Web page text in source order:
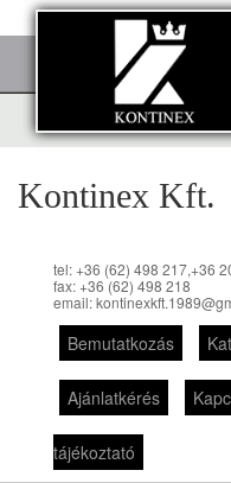
Kontinex Kft.
tel: +36 (62) 498 217,+36
fax: +36 (62) 498 218
email:
Bemutatkozás
Ajánlatkérés
tájékoztató